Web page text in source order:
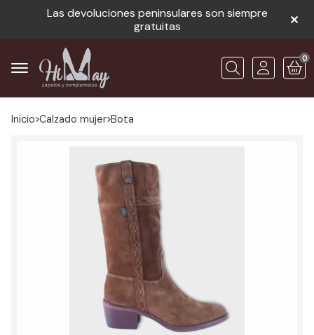
Las devoluciones peninsulares son siempre
gratuitas
Buscar
0
Inicio calzado mujer bota